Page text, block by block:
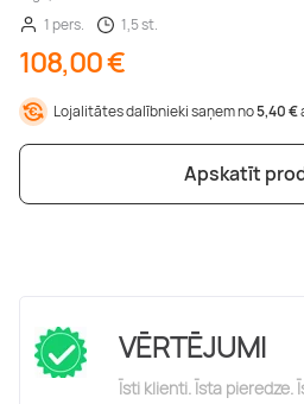
1 pers.
1,5 st.
108,00 €
Lojalitātes dalībnieki saņem no5,40 €
Apskatīt
VĒRTĒJUMI
Īsti klienti. Īsta pieredze.